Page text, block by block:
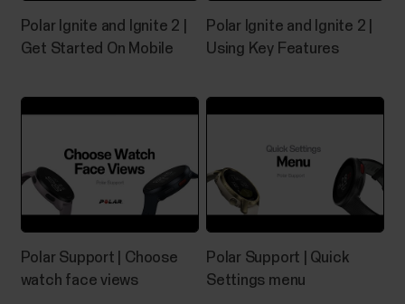
Polar Ignite and Ignite 2 |
Get Started On Mobile
Polar Ignite and Ignite 2 |
Using Key Features
Polar Support | Choose
watch face views
Polar Support | Quick
Settings menu